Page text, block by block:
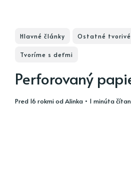
Hlavné články Ostatné
Tvoríme s deťmi
Perforovaný
pred 16 rokmiodAlinka • 1 minúta